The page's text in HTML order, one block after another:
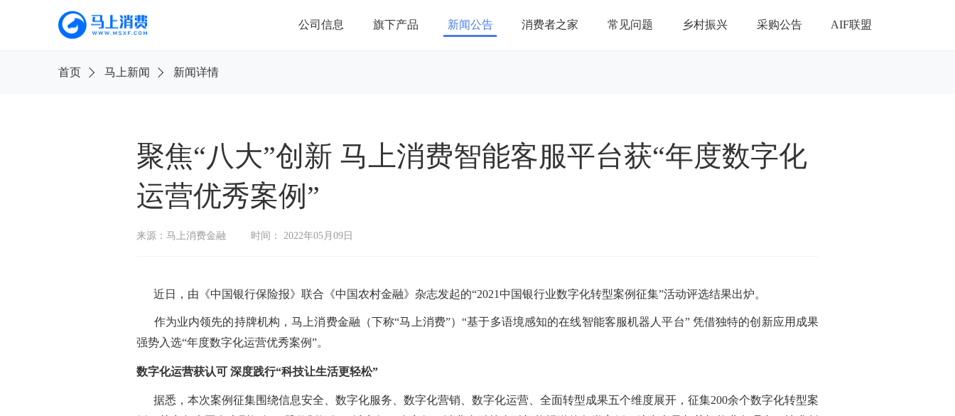
公司信息 旗下产品 新闻公告 消费者之家 常见问题 乡村振兴 采购公告 AIF联盟
首页 马上新闻 新闻详情
聚焦“八大”创新 马上消费智能客服平台获“年度数字化
运营优秀案例”
来源：马上消费金融 时间： 2022年05月09日
近日，由《中国银行保险报》联合《中国农村金融》杂志发起的“2021中国银行业数字化转型案例征集”活动评选结果出炉。
作为业内领先的持牌机构，马上消费金融（下称“马上消费”）“基于多语境感知的在线智能客服机器人平台” 凭借独特的创新应用成果
强势入选“年度数字化运营优秀案例”。
数字化运营获认可 深度践行“科技让生活更轻松”
据悉，本次案例征集围绕信息安全、数字化服务、数字化营销、数字化运营、全面转型成果五个维度展开，征集200余个数字化转型案